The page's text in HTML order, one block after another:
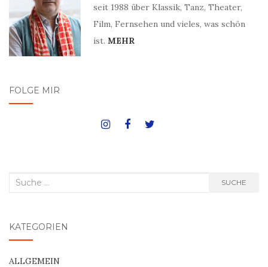
seit 1988 über Klassik, Tanz, Theater,
Film, Fernsehen und vieles, was schön
ist. MEHR
FOLGE MIR
Suche
SUCHE
KATEGORIEN
ALLGEMEIN